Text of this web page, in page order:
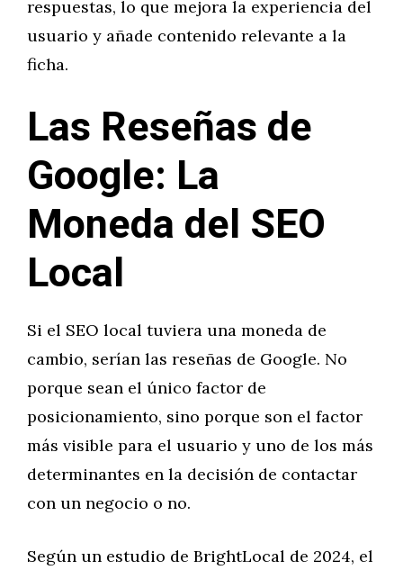
respuestas, lo que mejora la experiencia del
usuario y añade contenido relevante a la
ficha.
Las Reseñas de
Google: La
Moneda del SEO
Local
Si el SEO local tuviera una moneda de
cambio, serían las reseñas de Google. No
porque sean el único factor de
posicionamiento, sino porque son el factor
más visible para el usuario y uno de los más
determinantes en la decisión de contactar
con un negocio o no.
Según un estudio de BrightLocal de 2024, el